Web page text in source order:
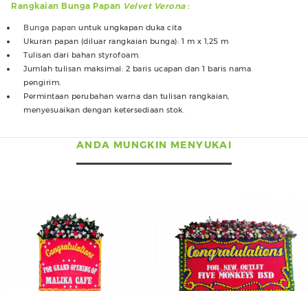
Rangkaian Bunga Papan Velvet Verona :
Bunga papan untuk ungkapan duka cita
Ukuran papan (diluar rangkaian bunga): 1 m x 1,25 m
Tulisan dari bahan styrofoam.
Jumlah tulisan maksimal: 2 baris ucapan dan 1 baris nama
pengirim.
Permintaan perubahan warna dan tulisan rangkaian,
menyesuaikan dengan ketersediaan stok.
ANDA MUNGKIN MENYUKAI